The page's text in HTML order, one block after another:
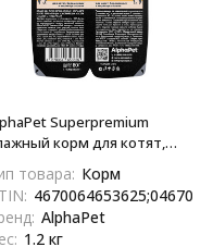
Superpremium
корм для котят,
с индейкой паштет -
г х 15 шт
товара: Корм
AlphaPet
1.2 кг